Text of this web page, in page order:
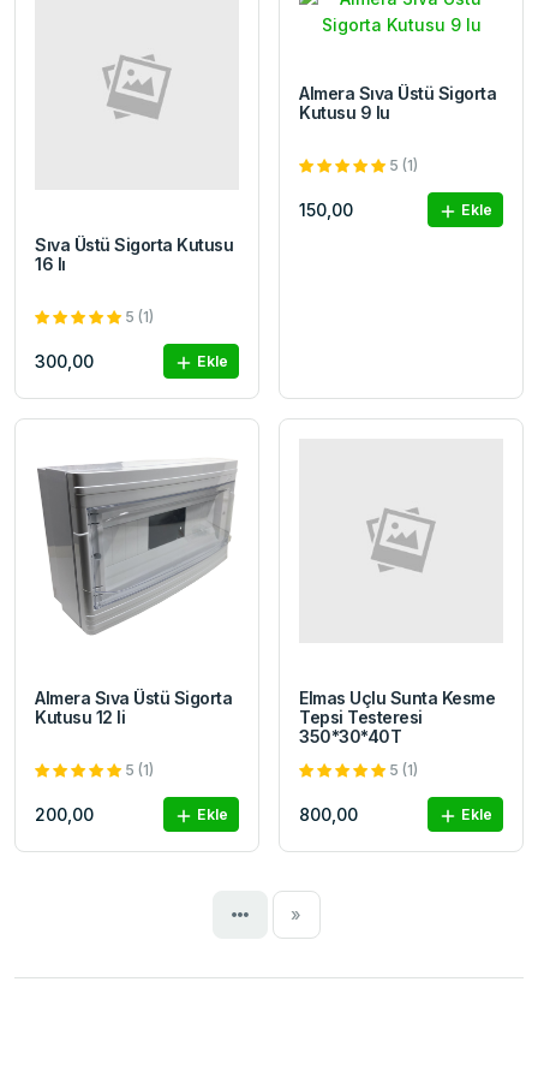
Sıva Üstü Sigorta Kutusu
16 lı
5 (1)
300,00 Ekle
Almera Sıva Üstü Sigorta
Kutusu 9 lu
5 (1)
150,00 Ekle
Almera Sıva Üstü Sigorta
Kutusu 12 li
5 (1)
200,00 Ekle
Elmas Uçlu Sunta Kesme
Tepsi Testeresi
350*30*40T
5 (1)
800,00 Ekle
»